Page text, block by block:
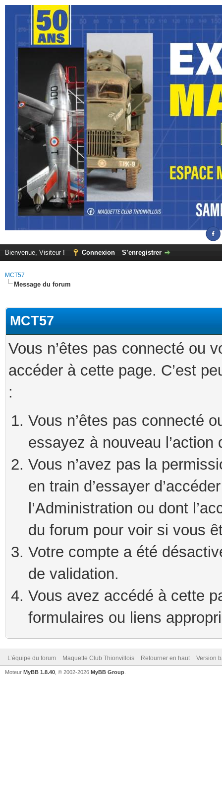
Bienvenue, Visiteur ! Connexion S’enregistrer
MCT57
Message du forum
MCT57
Vous n’êtes pas connecté ou
accéder à cette page. C’est
:
Vous n’êtes pas connecté
essayez à nouveau
Vous n’avez pas la
en train d’essayer
l’Administration ou dont
du forum pour voir si vous
Votre compte a été
de validation.
Vous avez accédé à cette
formulaires ou liens
L’équipe du forum Maquette Club Thionvillois Retourner en haut Version
Moteur MyBB 1.8.40 , © 2002-2026 MyBB Group